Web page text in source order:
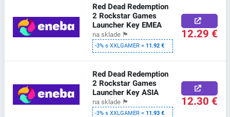
Red Dead Redemption
2 Rockstar Games
Launcher Key EMEA
na sklade 🏴
-3% s XXLGAMER =11.92 €
12.29 €
Red Dead Redemption
2 Rockstar Games
Launcher Key ASIA
na sklade 🏴
-3% s XXLGAMER =11.93 €
12.30 €